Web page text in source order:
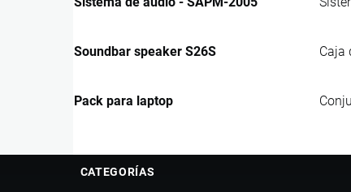
Soundbar speaker S26S Caja
Pack para laptop
CATEGORÍAS